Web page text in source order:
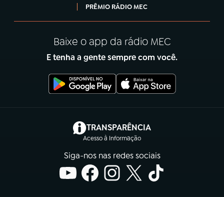
PRÊMIO RÁDIO MEC
Baixe o app da rádio MEC
E tenha a gente sempre com você.
TRANSPARÊNCIA
Acesso à Informação
(abre em nova aba)
Siga-nos nas redes sociais